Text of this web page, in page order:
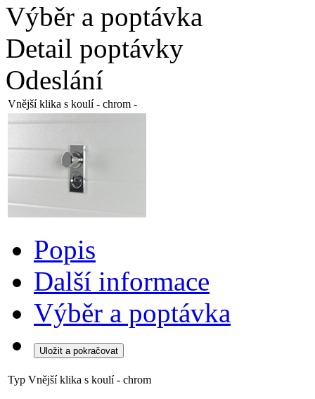
Výběr a poptávka
Detail poptávky
Odeslání
Vnější klika s koulí - chrom -
Popis
Další informace
Výběr a poptávka
Typ Vnější klika s koulí - chrom